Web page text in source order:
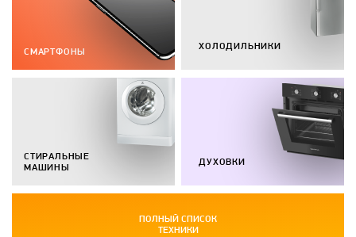
СМАРТФОНЫ
СТИРАЛЬНЫЕ
МАШИНЫ
ХОЛОДИЛЬНИКИ
ДУХОВКИ
ПОЛНЫЙ СПИСОК
ТЕХНИКИ